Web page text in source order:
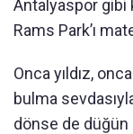
Antalyaspor gibi
Rams Park’ı
Onca yıldız,
bulma
dönse de düğün